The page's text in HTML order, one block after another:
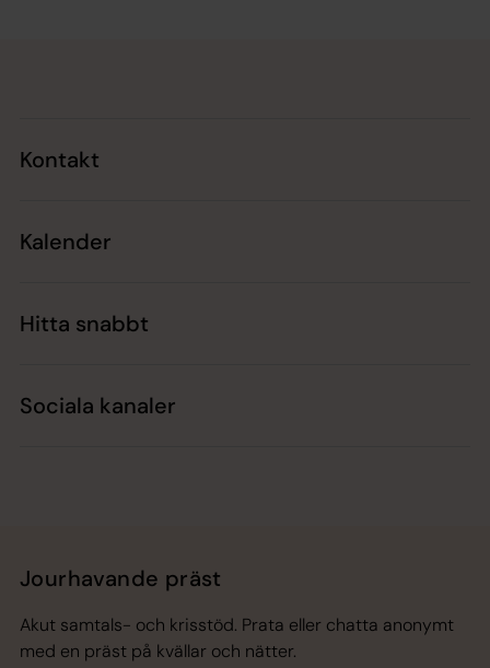
Kontakt
Kalender
Hitta snabbt
Sociala kanaler
Jourhavande präst
Akut samtals- och krisstöd. Prata eller chatta anonymt
med en präst på kvällar och nätter.